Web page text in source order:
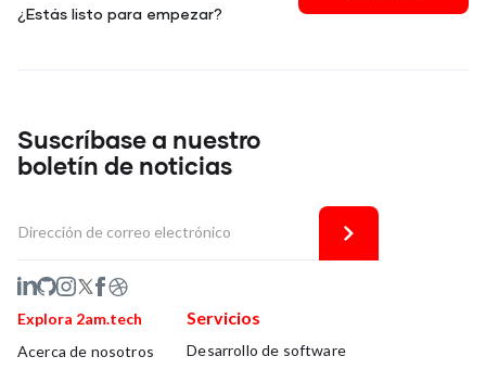
¿Estás listo para empezar?
Explora 2am.tech
Acerca de nosotros
Servicios
Desarrollo de software
Suscríbase a nuestro
boletín de noticias